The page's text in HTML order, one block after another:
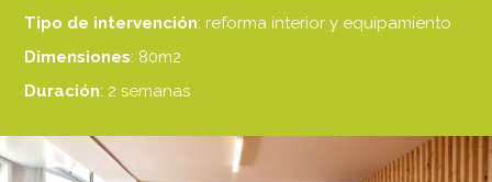
Tipo de intervención: reforma interior y equipamiento
Dimensiones: 80m2
Duración: 2 semanas